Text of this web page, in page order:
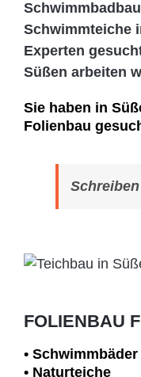
Schwimmteiche
Experten
Süßen arbeiten
Sie haben in
Folienbau
FOLIENBAU
• Schwimm­bäder
• Naturteiche